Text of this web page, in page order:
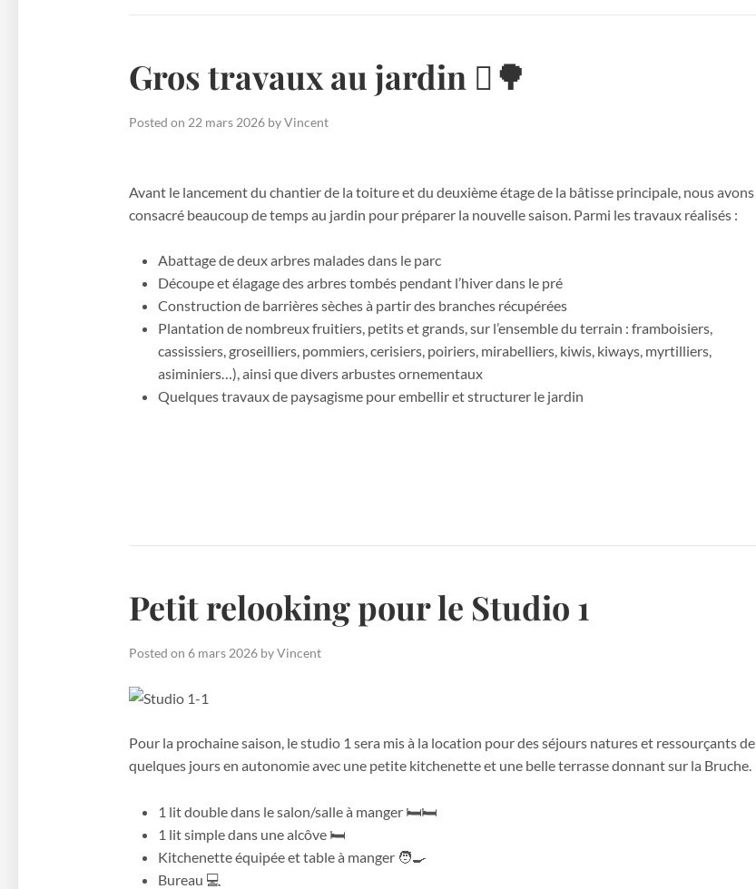
Gros travaux au jardin 🪏🌳
Posted on 22 mars 2026 byVincent
Avant le lancement du chantier de la toiture et du deuxième étage de la bâtisse principale, nous avons
consacré beaucoup de temps au jardin pour préparer la nouvelle saison. Parmi les travaux réalisés :
Abattage de deux arbres malades dans le parc
Découpe et élagage des arbres tombés pendant l’hiver dans le pré
Construction de barrières sèches à partir des branches récupérées
Plantation de nombreux fruitiers, petits et grands, sur l’ensemble du terrain : framboisiers,
cassissiers, groseilliers, pommiers, cerisiers, poiriers, mirabelliers, kiwis, kiways, myrtilliers,
asiminiers…), ainsi que divers arbustes ornementaux
Quelques travaux de paysagisme pour embellir et structurer le jardin
Petit relooking pour le Studio 1
Posted on 6 mars 2026 byVincent
Pour la prochaine saison, le studio 1 sera mis à la location pour des séjours natures et ressourçants de
quelques jours en autonomie avec une petite kitchenette et une belle terrasse donnant sur la Bruche.
1 lit double dans le salon/salle à manger 🛏️🛏️
1 lit simple dans une alcôve 🛏️
Kitchenette équipée et table à manger 🧑‍🍳
Bureau 💻